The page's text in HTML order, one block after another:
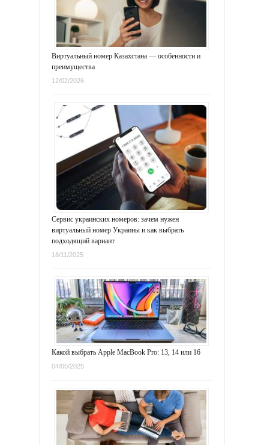
Виртуальный номер Казахстана — особенности и
преимущества
12/02/2026
Сервис украинских номеров: зачем нужен
виртуальный номер Украины и как выбрать
подходящий вариант
18/11/2025
Какой выбрать Apple MacBook Pro: 13, 14 или 16
04/05/2025